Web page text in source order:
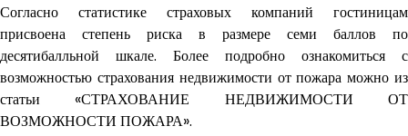
Согласно статистике страховых компаний гостиницам
присвоена степень риска в размере семи баллов по
десятибалльной шкале. Более подробно ознакомиться с
возможностью страхования недвижимости от пожара можно из
статьи «СТРАХОВАНИЕ НЕДВИЖИМОСТИ ОТ
ВОЗМОЖНОСТИ ПОЖАРА».